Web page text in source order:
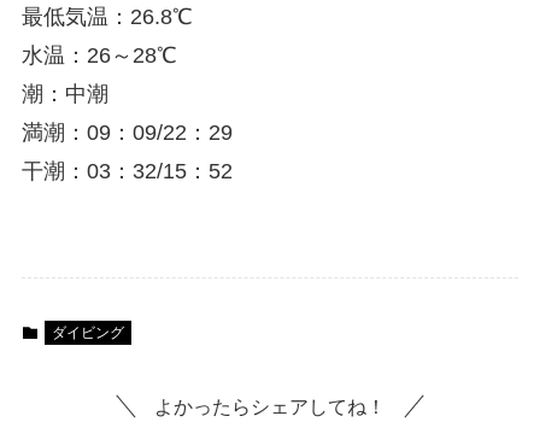
最低気温：26.8℃
水温：26～28℃
潮：中潮
満潮：09：09/22：29
干潮：03：32/15：52
ダイビング
よかったらシェアしてね！